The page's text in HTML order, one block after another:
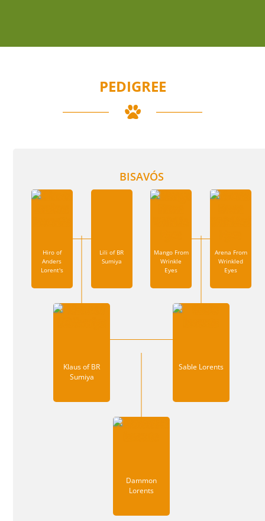
PEDIGREE
Dammon
Lorents
Klaus of BR
Sumiya
Sable Lorents
BISAVÓS
Hiro of
Anders
Lorent's
Lili of BR
Sumiya
Mango From
Wrinkle
Eyes
Arena From
Wrinkled
Eyes